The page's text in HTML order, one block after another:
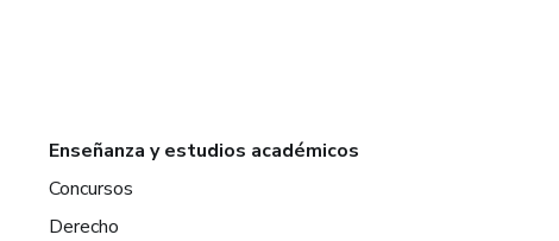
Enseñanza y estudios académicos
Concursos
Derecho